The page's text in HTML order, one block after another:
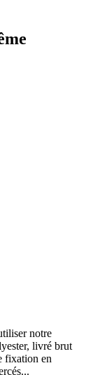
notre
livré brut
fixation en